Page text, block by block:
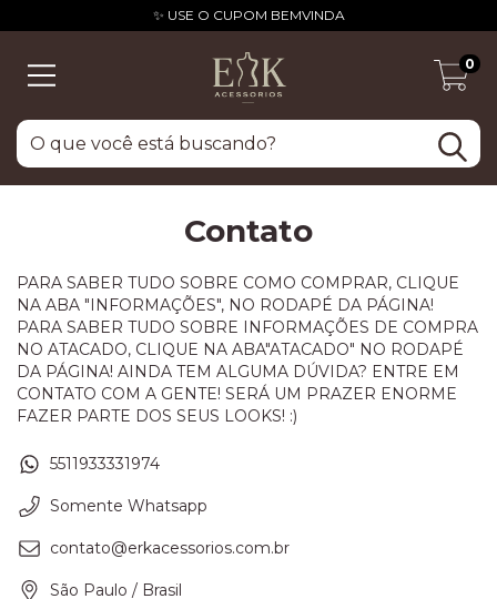
✨ USE O CUPOM BEMVINDA
0
Contato
PARA SABER TUDO SOBRE COMO COMPRAR, CLIQUE
NA ABA "INFORMAÇÕES", NO RODAPÉ DA PÁGINA!
PARA SABER TUDO SOBRE INFORMAÇÕES DE COMPRA
NO ATACADO, CLIQUE NA ABA"ATACADO" NO RODAPÉ
DA PÁGINA! AINDA TEM ALGUMA DÚVIDA? ENTRE EM
CONTATO COM A GENTE! SERÁ UM PRAZER ENORME
FAZER PARTE DOS SEUS LOOKS! :)
5511933331974
Somente Whatsapp
contato@erkacessorios.com.br
São Paulo / Brasil